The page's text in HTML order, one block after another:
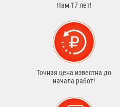
Нам 17 лет!
Точная цена известна до
начала работ!